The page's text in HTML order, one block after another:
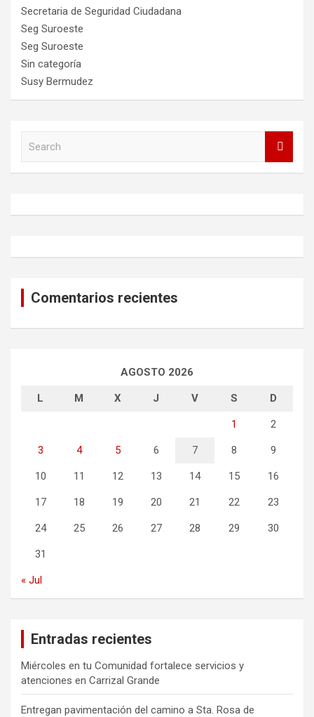
Secretaria de Seguridad Ciudadana
Seg Suroeste
Seg Suroeste
Sin categoría
Susy Bermudez
h
Comentarios recientes
AGOSTO 2026
L M X J V S D
1 2
3 4 5 6 7 8 9
10 11 12 13 14 15 16
17 18 19 20 21 22 23
24 25 26 27 28 29 30
31
« Jul
Entradas recientes
Miércoles en tu Comunidad fortalece servicios y
atenciones en Carrizal Grande
Entregan pavimentación del camino a Sta. Rosa de